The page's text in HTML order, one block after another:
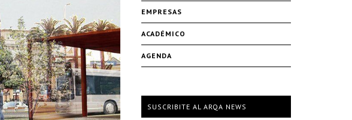
EMPRESAS
ACADÉMICO
AGENDA
SUSCRIBITE AL ARQA NEWS